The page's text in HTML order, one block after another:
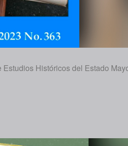
Históricos del Estado